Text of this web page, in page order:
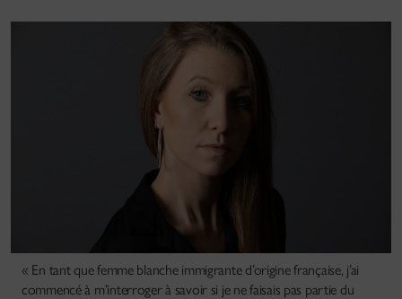
« En tant que femme blanche immigrante d’origine française, j’ai
commencé à m’interroger à savoir si je ne faisais pas partie du